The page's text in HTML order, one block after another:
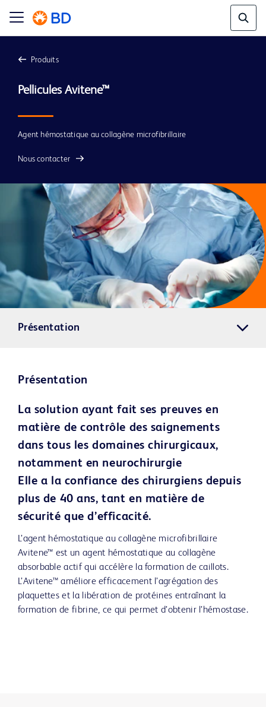
Produits
Pellicules Avitene™
Agent hémostatique au collagène microfibrillaire
Nous contacter
Présentation
Présentation
La solution ayant fait ses preuves en
matière de contrôle des saignements
dans tous les domaines chirurgicaux,
notamment en neurochirurgie
Elle a la confiance des chirurgiens depuis
plus de 40 ans, tant en matière de
sécurité que d’efficacité.
L’agent hémostatique au collagène microfibrillaire
Avitene™ est un agent hémostatique au collagène
absorbable actif qui accélère la formation de caillots.
L’Avitene™ améliore efficacement l’agrégation des
plaquettes et la libération de protéines entraînant la
formation de fibrine, ce qui permet d’obtenir l’hémostase.